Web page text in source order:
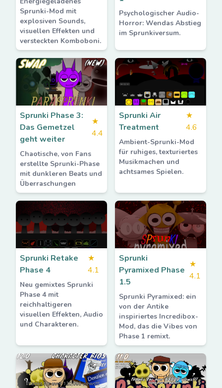
Sprunki-Mod mit
explosiven Sounds,
visuellen Effekten und
versteckten Komboboni.
Psychologischer Audio-
Horror: Wendas Abstieg
im Sprunkiversum.
Sprunki Phase 3:
Das Gemetzel
geht weiter
★
4.4
Chaotische, von Fans
erstellte Sprunki-Phase
mit dunkleren Beats und
Überraschungen
Sprunki Air
Treatment
★
4.6
Ambient-Sprunki-Mod
für ruhiges, texturiertes
Musikmachen und
achtsames Spielen.
Sprunki Retake
Phase 4
★
4.1
Neu gemixtes Sprunki
Phase 4 mit
reichhaltigeren
visuellen Effekten, Audio
und Charakteren.
Sprunki
Pyramixed Phase
1.5
★
4.1
Sprunki Pyramixed: ein
von der Antike
inspiriertes Incredibox-
Mod, das die Vibes von
Phase 1 remixt.